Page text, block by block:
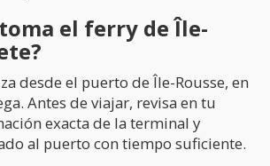
el ferry de Île-
desde el puerto de Île-Rousse, en
Antes de viajar, revisa en tu
exacta de la terminal y
al puerto con tiempo suficiente.